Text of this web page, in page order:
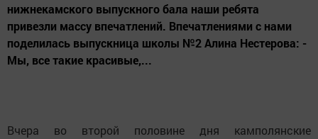
нижнекамского выпускного бала наши ребята
привезли массу впечатлений. Впечатлениями с нами
поделилась выпускница школы №2 Алина Нестерова: -
Мы, все такие красивые,...
Вчера во второй половине дня камполянские